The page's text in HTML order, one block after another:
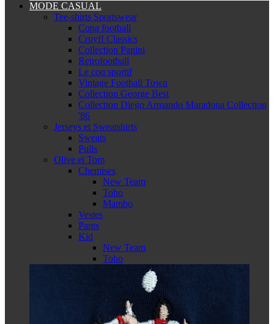
MODE CASUAL
Tee-shirts Sportswear
Copa football
Cruyff Classics
Collection Panini
Retrofootball
Le coq sportif
Vintage Football Town
Collection George Best
Collection Diego Armando Maradona Collection
'86
Jerseys et Sweatshirts
Sweats
Pulls
Olive et Tom
Chemises
New Team
Toho
Mambo
Vestes
Pants
Kid
New Team
Toho